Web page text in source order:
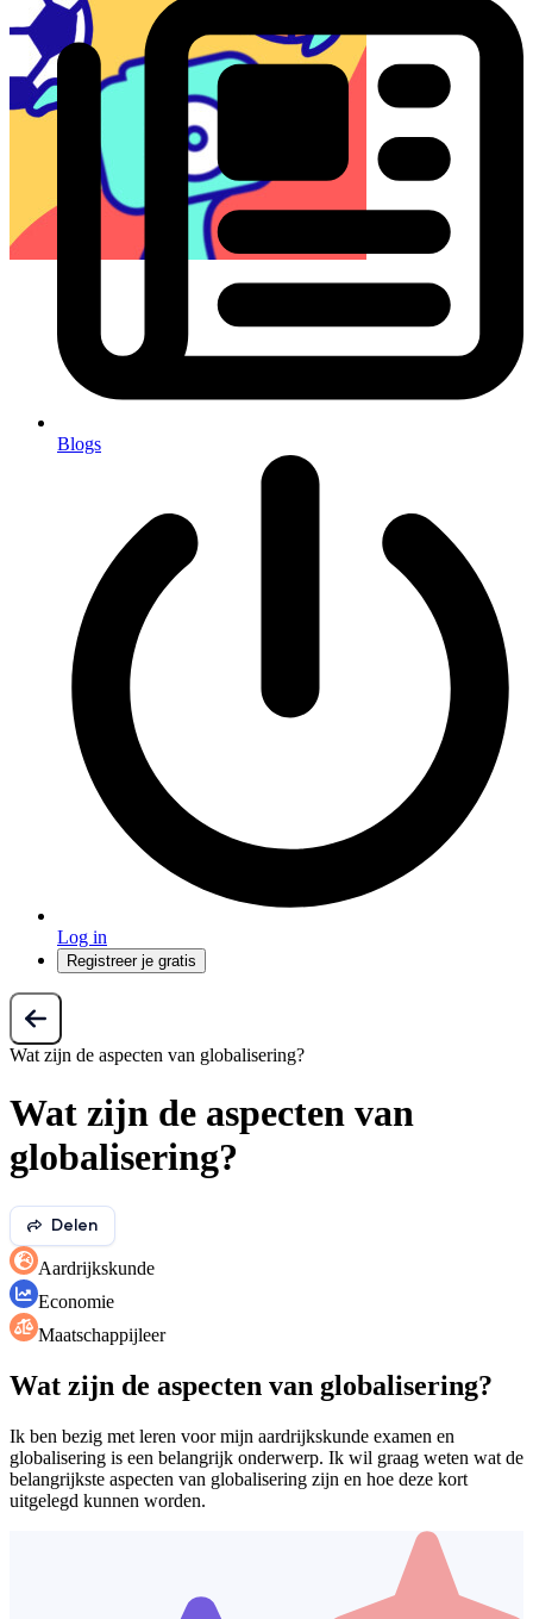
Blogs
Log in
Registreer je gratis
Wat zijn de aspecten van globalisering?
Wat zijn de aspecten van
globalisering?
Delen
Aardrijkskunde
Economie
Maatschappijleer
Wat zijn de aspecten van globalisering?
Ik ben bezig met leren voor mijn aardrijkskunde examen en
globalisering is een belangrijk onderwerp. Ik wil graag weten wat de
belangrijkste aspecten van globalisering zijn en hoe deze kort
uitgelegd kunnen worden.